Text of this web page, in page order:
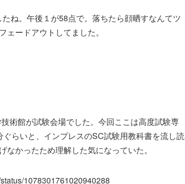
ね。午後１が58点で。落ちたら顔晒すなんてツ
ードアウトしてました。
術館が試験会場でした。今回ここは高度試験専
らいと、インプレスのSC試験用教科書を流し読
かったため理解した気になっていた。
1078301761020940288